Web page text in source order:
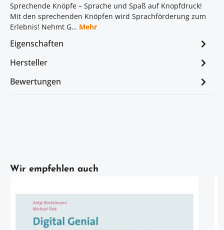
Sprechende Knöpfe – Sprache und Spaß auf Knopfdruck!
Mit den sprechenden Knöpfen wird Sprachförderung zum
Erlebnis! Nehmt G… Mehr
Eigenschaften
Hersteller
Bewertungen
Artikelgalerie überspringen
Wir empfehlen auch